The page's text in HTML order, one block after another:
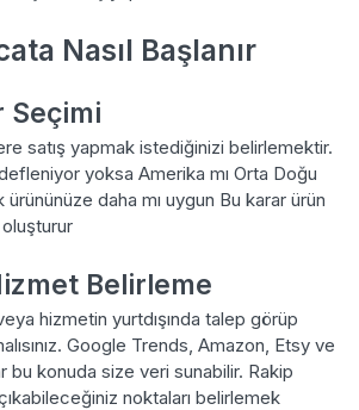
Nasıl Başlanır
Seçimi
satış yapmak istediğinizi belirlemektir.
yoksa Amerika mı Orta Doğu
ürününüze daha mı uygun Bu karar ürün
Belirleme
hizmetin yurtdışında talep görüp
Google Trends, Amazon, Etsy ve
bu konuda size veri sunabilir. Rakip
noktaları belirlemek